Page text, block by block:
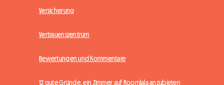
Versicherung
Vertrauenszentrum
Bewertungen und Kommentare
12 gute Gründe, ein Zimmer auf Roomlala anzubieten